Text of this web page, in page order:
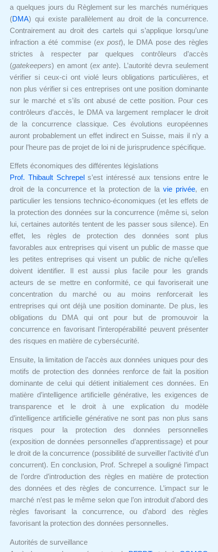
a quelques jours du Règlement sur les marchés numériques
(DMA) qui existe parallèlement au droit de la concurrence.
Contrairement au droit des cartels qui s’applique lorsqu’une
infraction a été commise (ex post), le DMA pose des règles
strictes à respecter par quelques contrôleurs d’accès
(gatekeepers) en amont (ex ante). L’autorité devra seulement
vérifier si ceux-ci ont violé leurs obligations particulières, et
non plus vérifier si ces entreprises ont une position dominante
sur le marché et s’ils ont abusé de cette position. Pour ces
contrôleurs d’accès, le DMA va largement remplacer le droit
de la concurrence classique. Ces évolutions européennes
auront probablement un effet indirect en Suisse, mais il n’y a
pour l’heure pas de projet de loi ni de jurisprudence spécifique.
Effets économiques des différentes législations
Prof. Thibault Schrepel s’est intéressé aux tensions entre le
droit de la concurrence et la protection de la vie privée, en
particulier les tensions technico-économiques (et les effets de
la protection des données sur la concurrence (même si, selon
lui, certaines autorités tentent de les passer sous silence). En
effet, les règles de protection des données sont plus
favorables aux entreprises qui visent un public de masse que
les petites entreprises qui visent un public de niche qu’elles
doivent identifier. Il est aussi plus facile pour les grands
acteurs de se mettre en conformité, ce qui favoriserait une
concentration du marché ou au moins renforcerait les
entreprises qui ont déjà une position dominante. De plus, les
obligations du DMA qui ont pour but de promouvoir la
concurrence en favorisant l’interopérabilité peuvent présenter
des risques en matière de cybersécurité.
Ensuite, la limitation de l’accès aux données uniques pour des
motifs de protection des données renforce de fait la position
dominante de celui qui détient initialement ces données. En
matière d’intelligence artificielle générative, les exigences de
transparence et le droit à une explication du modèle
d’intelligence artificielle générative ne sont pas non plus sans
risques pour la protection des données personnelles
(exposition de données personnelles d’apprentissage) et pour
le droit de la concurrence (possibilité de surveiller l’activité d’un
concurrent). En conclusion, Prof. Schrepel a souligné l’impact
de l’ordre d’introduction des règles en matière de protection
des données et des règles de concurrence. L’impact sur le
marché n’est pas le même selon que l’on introduit d’abord des
règles favorisant la concurrence, ou d’abord des règles
favorisant la protection des données personnelles.
Autorités de surveillance